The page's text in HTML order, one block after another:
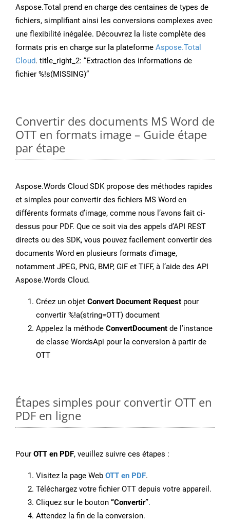
Aspose.Total prend en charge des centaines de types de
fichiers, simplifiant ainsi les conversions complexes avec
une flexibilité inégalée. Découvrez la liste complète des
formats pris en charge sur la plateforme Aspose.Total
Cloud. title_right_2: “Extraction des informations de
fichier %!s(MISSING)”
Convertir des documents MS Word de
OTT en formats image – Guide étape
par étape
Aspose.Words Cloud SDK propose des méthodes rapides
et simples pour convertir des fichiers MS Word en
différents formats d’image, comme nous l’avons fait ci-
dessus pour PDF. Que ce soit via des appels d’API REST
directs ou des SDK, vous pouvez facilement convertir des
documents Word en plusieurs formats d’image,
notamment JPEG, PNG, BMP, GIF et TIFF, à l’aide des API
Aspose.Words Cloud.
Créez un objet Convert Document Request pour
convertir %!a(string=OTT) document
Appelez la méthode ConvertDocument de l’instance
de classe WordsApi pour la conversion à partir de
OTT
Étapes simples pour convertir OTT en
PDF en ligne
Pour OTT en PDF, veuillez suivre ces étapes :
Visitez la page Web OTT en PDF.
Téléchargez votre fichier OTT depuis votre appareil.
Cliquez sur le bouton “Convertir”.
Attendez la fin de la conversion.